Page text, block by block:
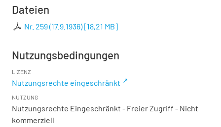
Dateien
Nr. 259 (17.9.1936)[18,21 MB]
Nutzungsbedingungen
LIZENZ
Nutzungsrechte eingeschränkt
NUTZUNG
Nutzungsrechte Eingeschränkt - Freier Zugriff - Nicht
kommerziell